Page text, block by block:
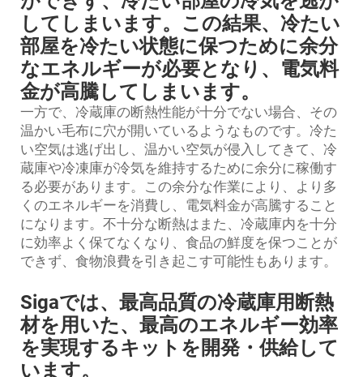
してしまいます。この結果、冷たい
部屋を冷たい状態に保つために余分
なエネルギーが必要となり、電気料
金が高騰してしまいます。
一方で、冷蔵庫の断熱性能が十分でない場合、その
温かい毛布に穴が開いているようなものです。冷た
い空気は逃げ出し、温かい空気が侵入してきて、冷
蔵庫や冷凍庫が冷気を維持するために余分に稼働す
る必要があります。この余分な作業により、より多
くのエネルギーを消費し、電気料金が高騰すること
になります。不十分な断熱はまた、冷蔵庫内を十分
に効率よく保てなくなり、食品の鮮度を保つことが
できず、食物浪費を引き起こす可能性もあります。
Sigaでは、最高品質の冷蔵庫用断熱
材を用いた、最高のエネルギー効率
を実現するキットを開発・供給して
います。